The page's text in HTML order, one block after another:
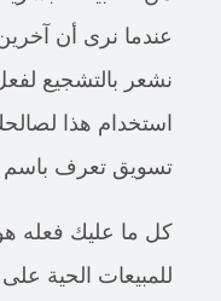
عندما نرى أن
نشعر بالتشجيع
استخدام هذا لصالحك
تسويق تعرف باسم
كل ما عليك فعله هو
للمبيعات الحية على